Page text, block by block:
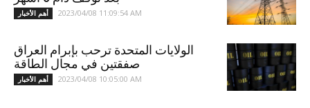
أهم الأخبار 2023/04/08 11:09:54 AM
الولايات المتحدة ترحب بإبرام العراق
صفقتين في مجال الطاقة
أهم الأخبار 2023/04/08 10:05:00 AM